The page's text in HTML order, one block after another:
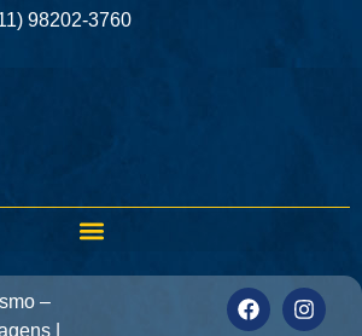
98202-3760
–
|